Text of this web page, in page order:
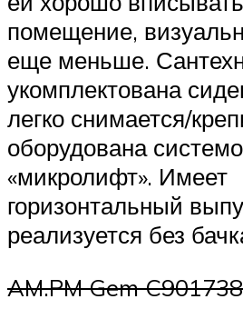
помещение,
еще меньше.
укомплектована
легко снимается/
оборудована
«микролифт». Имеет
горизонтальный
реализуется без
AM.PM Gem